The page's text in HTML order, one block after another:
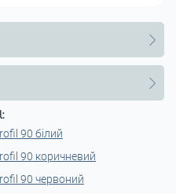
90 білий
90 коричневий
90 червоний